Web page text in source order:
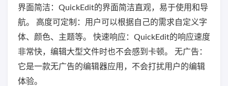
界面简洁：QuickEdit的界面简洁直观，易于使用和导
航。 高度可定制：用户可以根据自己的需求自定义字
体、颜色、主题等。 快速响应：QuickEdit的响应速度
非常快，编辑大型文件时也不会感到卡顿。 无广告：
它是一款无广告的编辑器应用，不会打扰用户的编辑
体验。